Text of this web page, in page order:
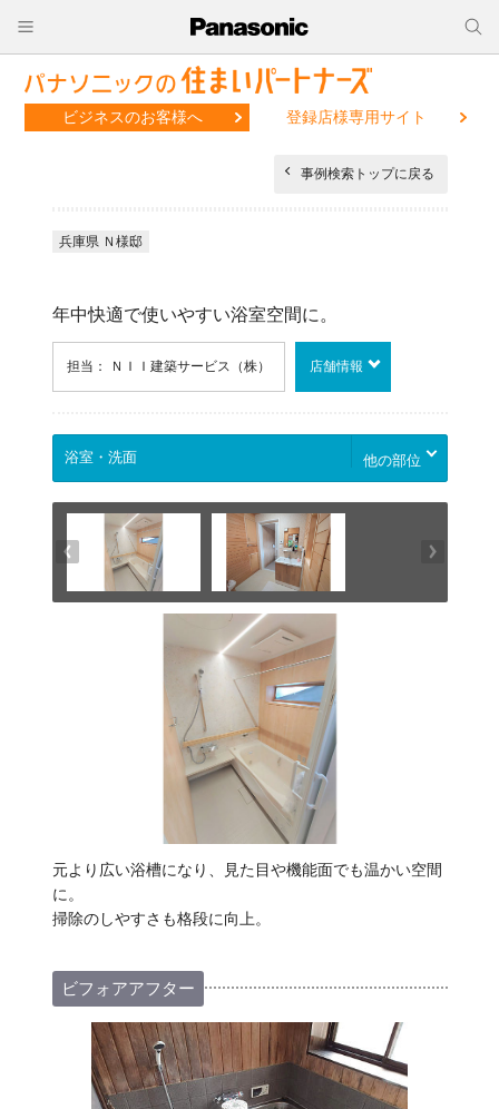
ビジネスのお客様へ 登録店様専用サイト
事例検索トップに戻る
兵庫県 Ｎ様邸
年中快適で使いやすい浴室空間に。
担当： ＮＩＩ建築サービス（株） 店舗情報
他の部位
元より広い浴槽になり、見た目や機能面でも温かい空間
に。
掃除のしやすさも格段に向上。
ビフォアアフター